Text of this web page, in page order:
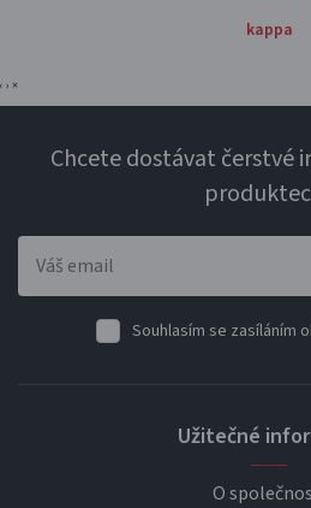
kappa
‹ › ×
Chcete dostávat čerstvé
Souhlasím se zasíláním
Užitečné
O